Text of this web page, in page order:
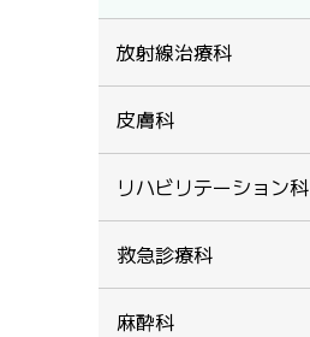
放射線治療科
皮膚科
リハビリテーション科
救急診療科
麻酔科